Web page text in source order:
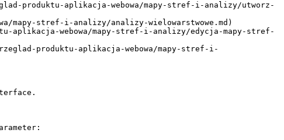
produktu-aplikacja-webowa/mapy-stref-i-analizy/utworz-
mapy-stref-i-analizy/analizy-wielowarstwowe.md)
webowa/mapy-stref-i-analizy/edycja-mapy-stref-
produktu-aplikacja-webowa/mapy-stref-i-